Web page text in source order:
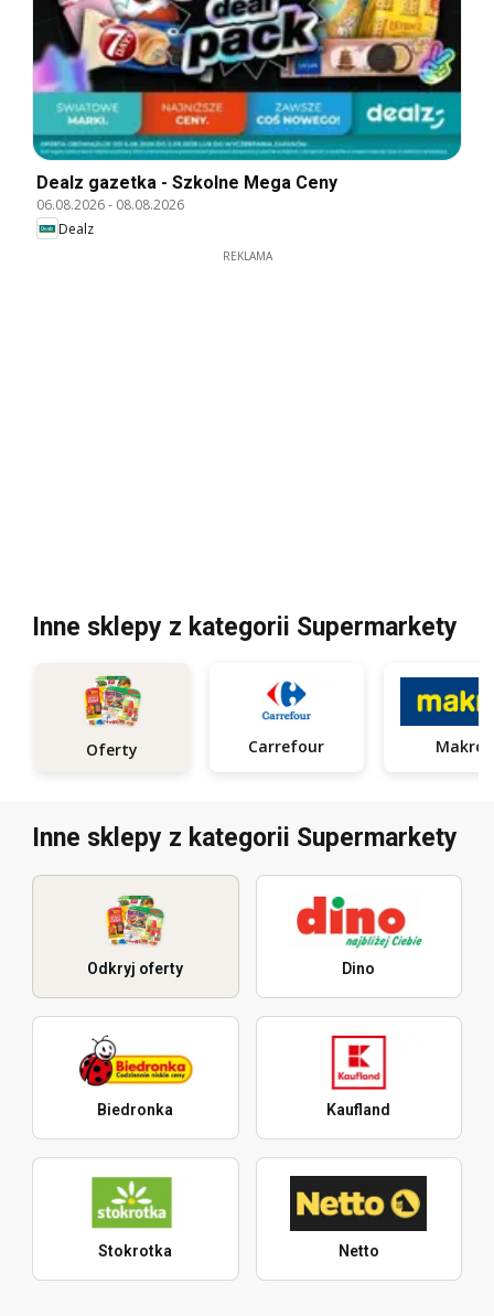
Dealz gazetka - Szkolne Mega Ceny
06.08.2026- 08.08.2026
Dealz
REKLAMA
Inne sklepy z kategorii Supermarkety
Oferty Carrefour Makro
Inne sklepy z kategorii Supermarkety
Odkryj oferty Dino
Biedronka Kaufland
Stokrotka Netto